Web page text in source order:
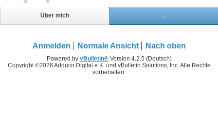
Über mich ...
Anmelden Normale Ansicht Nach oben
Powered by vBulletin®Version 4.2.5 (Deutsch)
Copyright ©2026 Adduco Digital e.K. und vBulletin Solutions, Inc. Alle Rechte
vorbehalten.